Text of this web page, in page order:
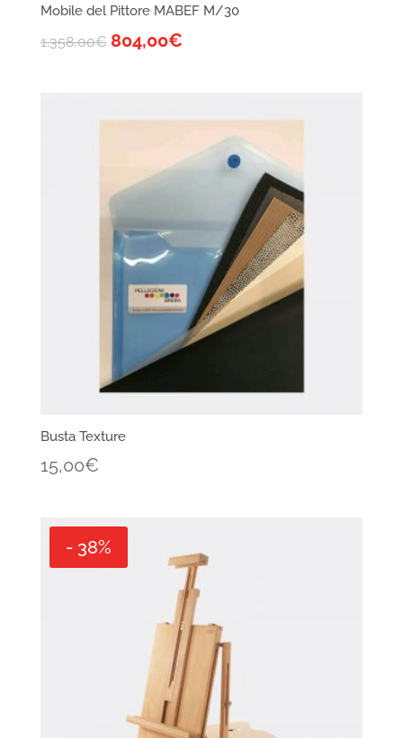
Mobile del Pittore MABEF M/30
1.358,00€ 804,00€
Busta Texture
15,00€
- 38%